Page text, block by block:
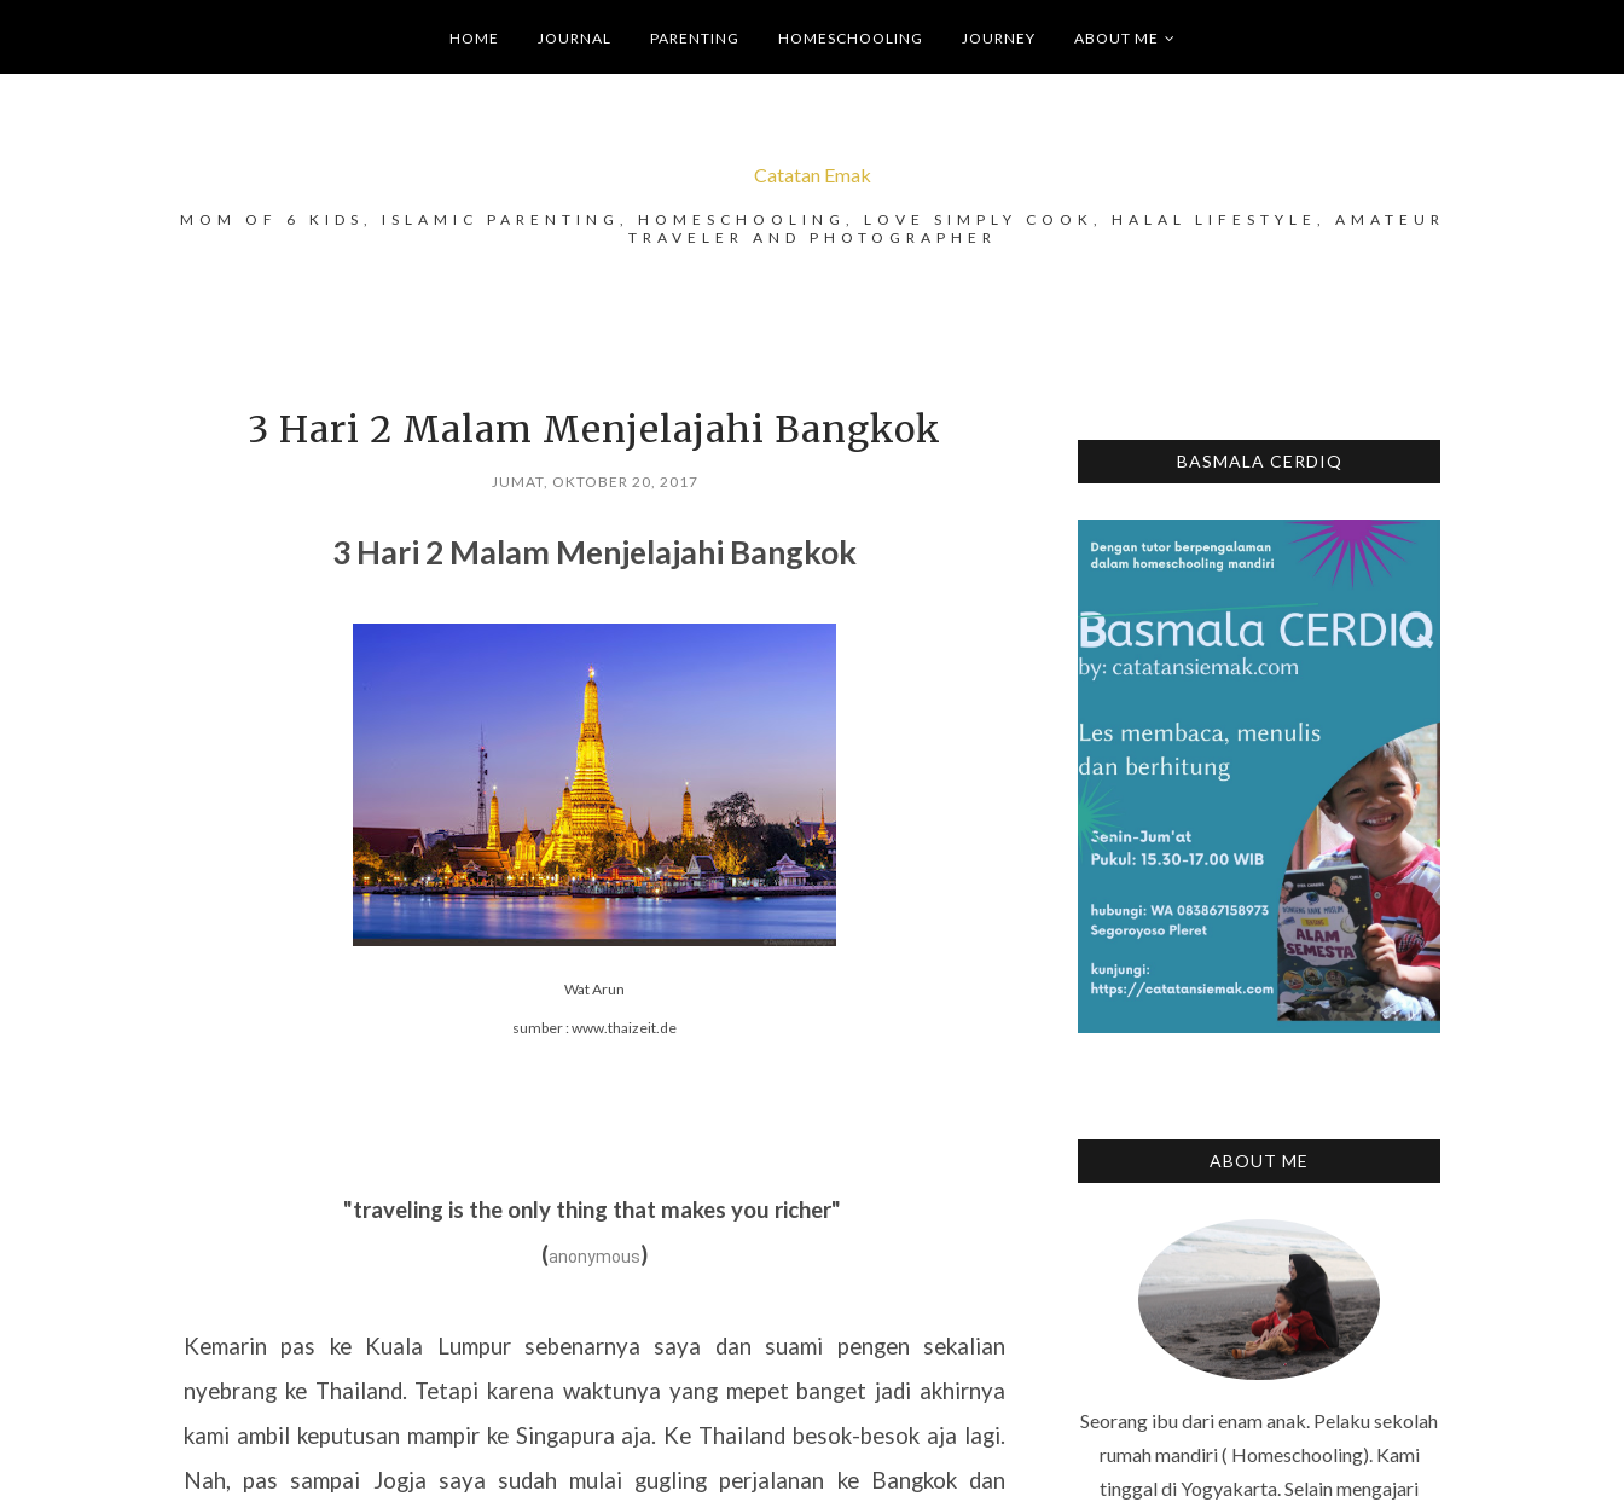
HOME JOURNAL PARENTING HOMESCHOOLING JOURNEY ABOUT ME
Catatan Emak
MOM OF 6 KIDS, ISLAMIC PARENTING, HOMESCHOOLING, LOVE SIMPLY COOK, HALAL LIFESTYLE, AMATEUR
TRAVELER AND PHOTOGRAPHER
3 Hari 2 Malam Menjelajahi Bangkok
JUMAT, OKTOBER 20, 2017
3 Hari 2 Malam Menjelajahi Bangkok
Wat Arun
sumber : www.thaizeit.de
"traveling is the only thing that makes you richer"
(anonymous)
Kemarin pas ke Kuala Lumpur sebenarnya saya dan suami pengen sekalian
nyebrang ke Thailand. Tetapi karena waktunya yang mepet banget jadi akhirnya
kami ambil keputusan mampir ke Singapura aja. Ke Thailand besok-besok aja lagi.
Nah, pas sampai Jogja saya sudah mulai gugling perjalanan ke Bangkok dan
BASMALA CERDIQ
ABOUT ME
Seorang ibu dari enam anak. Pelaku sekolah
rumah mandiri ( Homeschooling). Kami
tinggal di Yogyakarta. Selain mengajari